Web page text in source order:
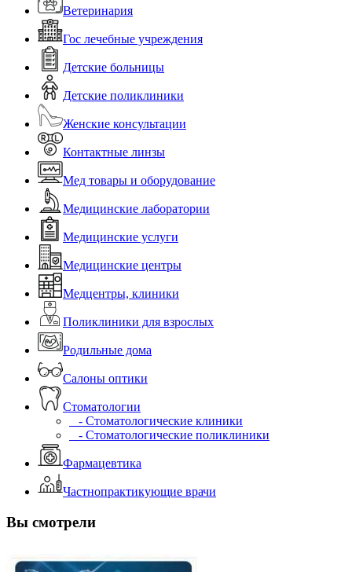
Ветеринария
Гос лечебные учреждения
Детские больницы
Детские поликлиники
Женские консультации
Контактные линзы
Мед товары и оборудование
Медицинские лаборатории
Медицинские услуги
Медицинские центры
Медцентры, клиники
Поликлиники для взрослых
Родильные дома
Салоны оптики
Стоматологии
- Стоматологические клиники
- Стоматологические поликлиники
Фармацевтика
Частнопрактикующие врачи
Вы смотрели